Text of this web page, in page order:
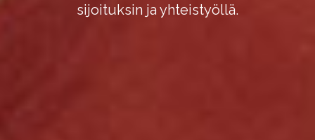
sijoituksin ja yhteistyöllä.